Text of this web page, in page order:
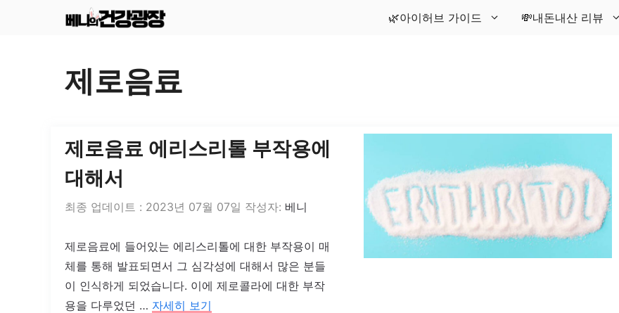
🌿아이허브 가이드 💸내돈내산 리뷰
제로음료
제로음료 에리스리톨 부작용에
대해서
2023년 07월 07일 작성자: 베니
제로음료에 들어있는 에리스리톨에 대한 부작용이 매
체를 통해 발표되면서 그 심각성에 대해서 많은 분들
이 인식하게 되었습니다. 이에 제로콜라에 대한 부작
용을 다루었던 … 자세히 보기